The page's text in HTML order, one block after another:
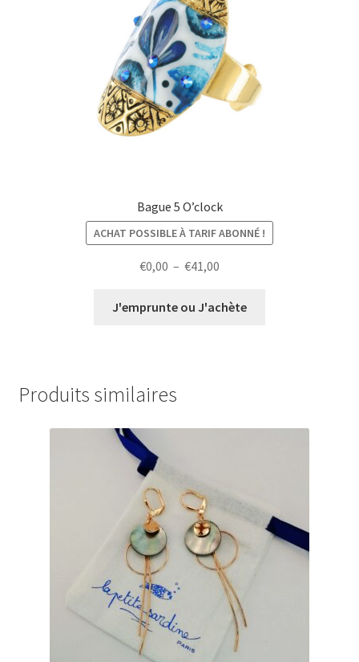
Bague 5 O’clock
ACHAT POSSIBLE À TARIF ABONNÉ !
€0,00 – €41,00
prix :
J'emprunte ou J'achète
Produits similaires